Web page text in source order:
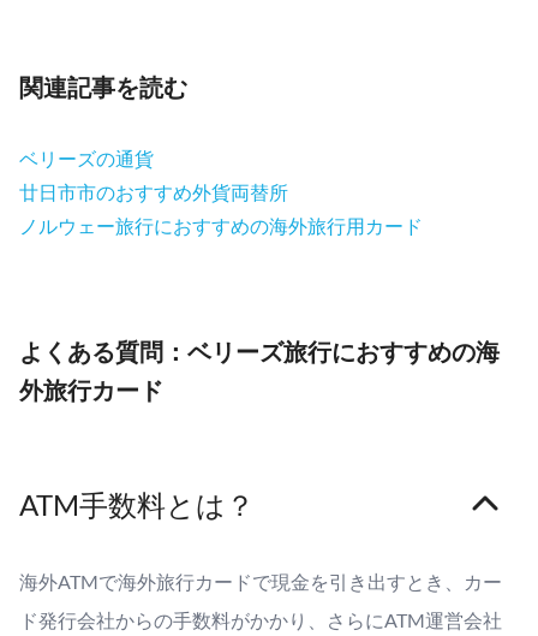
関連記事を読む
ベリーズの通貨
廿日市市のおすすめ外貨両替所
ノルウェー旅行におすすめの海外旅行用カード
よくある質問：ベリーズ旅行におすすめの海
外旅行カード
ATM手数料とは？
海外ATMで海外旅行カードで現金を引き出すとき、カー
ド発行会社からの手数料がかかり、さらにATM運営会社